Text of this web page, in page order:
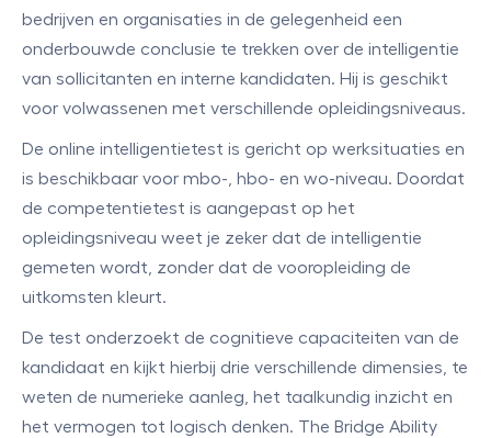
bedrijven en organisaties in de gelegenheid een
onderbouwde conclusie te trekken over de intelligentie
van sollicitanten en interne kandidaten. Hij is geschikt
voor volwassenen met verschillende opleidingsniveaus.
De online intelligentietest is gericht op werksituaties en
is beschikbaar voor mbo-, hbo- en wo-niveau. Doordat
de competentietest is aangepast op het
opleidingsniveau weet je zeker dat de intelligentie
gemeten wordt, zonder dat de vooropleiding de
uitkomsten kleurt.
De test onderzoekt de cognitieve capaciteiten van de
kandidaat en kijkt hierbij drie verschillende dimensies, te
weten de numerieke aanleg, het taalkundig inzicht en
het vermogen tot logisch denken. The Bridge Ability